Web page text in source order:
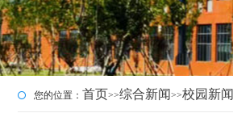
您的位置： 首页>>综合新闻>>校园新闻